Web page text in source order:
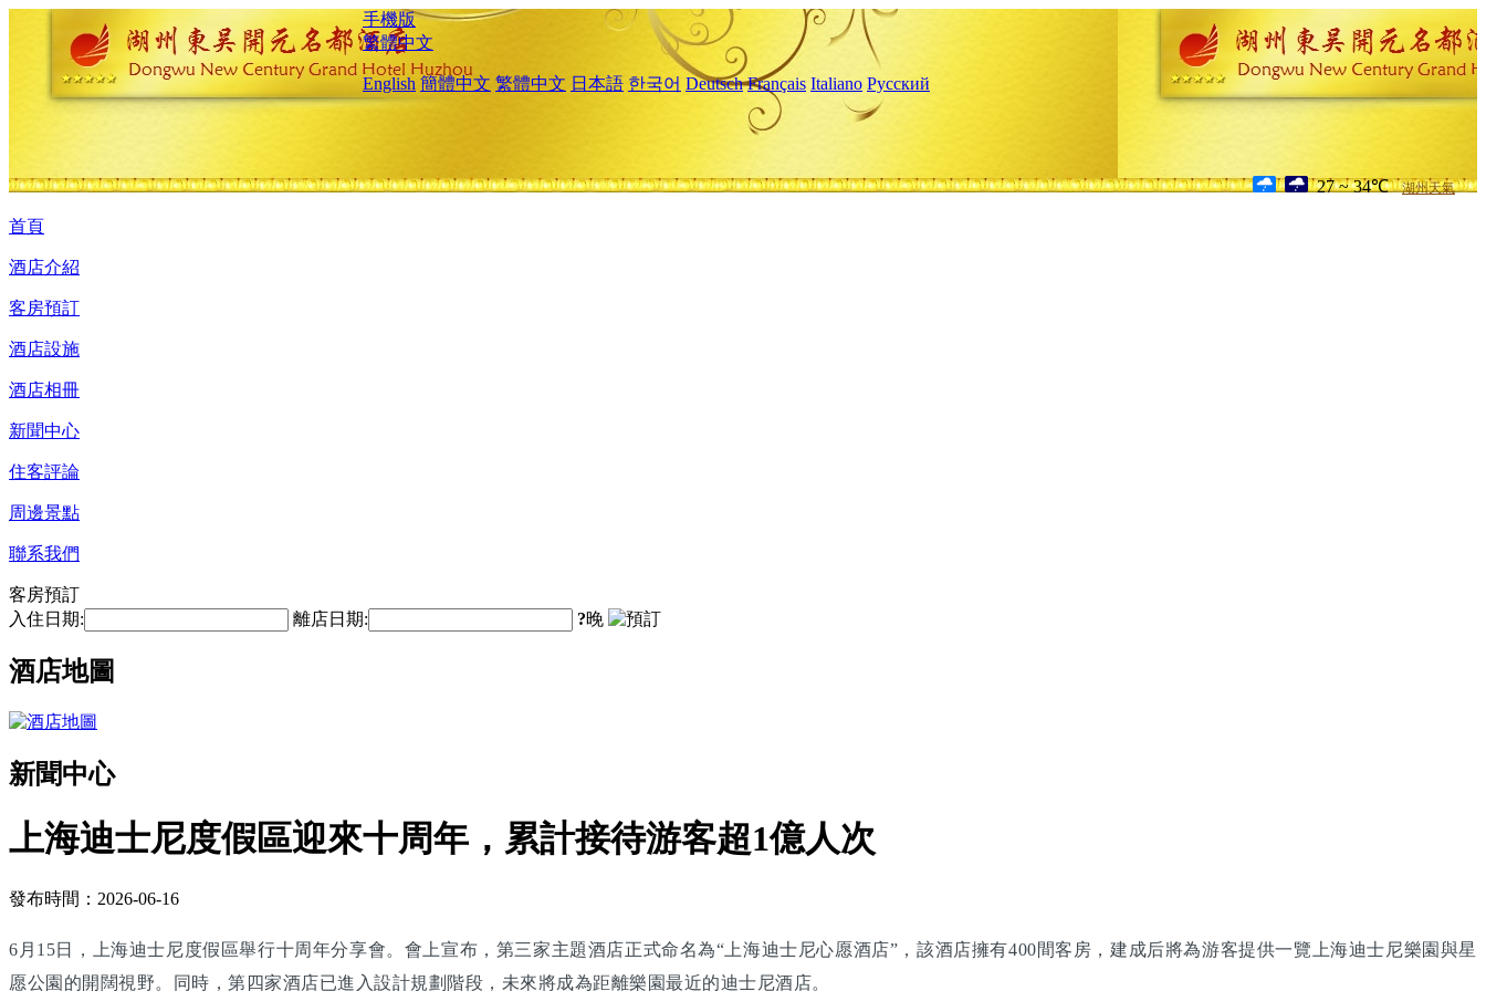
手機版
繁體中文
English 簡體中文 繁體中文 日本語 한국어 Deutsch Français Italiano Русский
27 ~ 34℃ 湖州天氣
首頁
酒店介紹
客房預訂
酒店設施
酒店相冊
新聞中心
住客評論
周邊景點
聯系我們
客房預訂
入住日期:
離店日期: ?晚
酒店地圖
新聞中心
上海迪士尼度假區迎來十周年，累計接待游客超1億人次
發布時間：2026-06-16
6月15日，上海迪士尼度假區舉行十周年分享會。會上宣布，第三家主題酒店正式命名為“上海迪士尼心愿酒店”，該酒店擁有400間客房，建成后將為游客提供一覽上海迪士尼樂園與星
愿公園的開闊視野。同時，第四家酒店已進入設計規劃階段，未來將成為距離樂園最近的迪士尼酒店。